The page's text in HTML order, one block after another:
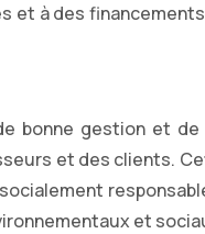
à des
bonne gestion et
et des clients.
et